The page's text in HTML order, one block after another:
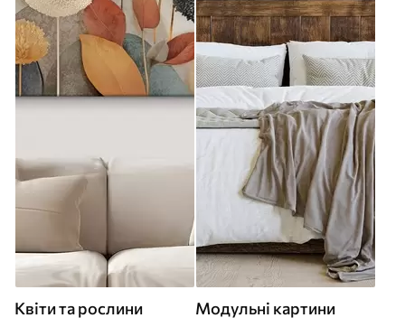
Квіти та рослини Модульні картини